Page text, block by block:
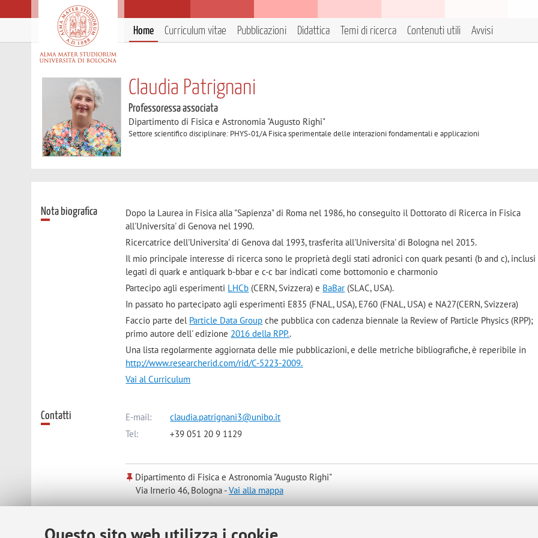
Home Curriculum vitae Pubblicazioni Didattica Temi di ricerca Contenuti utili Avvisi
Claudia Patrignani
Professoressa associata
Dipartimento di Fisica e Astronomia "Augusto Righi"
Settore scientifico disciplinare: PHYS-01/A Fisica sperimentale delle interazioni fondamentali e applicazioni
Nota biografica
Dopo la Laurea in Fisica alla "Sapienza" di Roma nel 1986, ho conseguito il Dottorato di Ricerca in Fisica
all'Universita' di Genova nel 1990.
Ricercatrice dell'Universita' di Genova dal 1993, trasferita all'Universita' di Bologna nel 2015.
Il mio principale interesse di ricerca sono le proprietà degli stati adronici con quark pesanti (b and c),
legati di quark e antiquark b-bbar e c-c bar indicati come bottomonio e charmonio
Partecipo agli esperimenti LHCb (CERN, Svizzera) e BaBar (SLAC, USA).
In passato ho partecipato agli esperimenti E835 (FNAL, USA), E760 (FNAL, USA) e NA27(CERN, Svizzera)
Faccio parte del Particle Data Group che pubblica con cadenza biennale la Review of Particle Physics (RPP);
primo autore dell' edizione 2016 della RPP..
Una lista regolarmente aggiornata delle mie pubblicazioni, e delle metriche bibliografiche, è reperibile in
http://www.researcherid.com/rid/C-5223-2009.
Vai al Curriculum
Contatti E-mail:
claudia.patrignani3@unibo.it
Tel:
+39 051 20 9 1129
Dipartimento di Fisica e Astronomia "Augusto Righi"
Via Irnerio 46, Bologna -Vai alla mappa
Risorse in rete ORCID